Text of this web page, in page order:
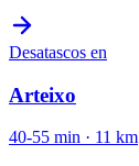
Desatascos en
Arteixo
40-55 min · 11 km